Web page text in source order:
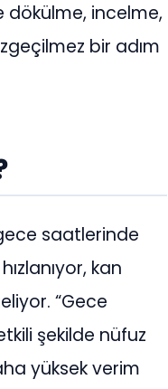
dökülme, incelme,
bir adım
saatlerinde
kan
“Gece
şekilde nüfuz
yüksek verim